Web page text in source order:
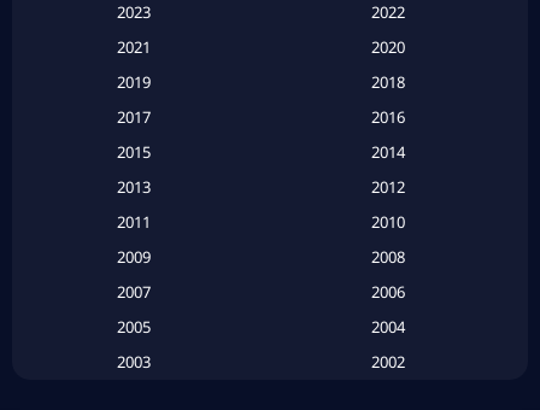
Based on a True Story สร้างจากเรื่องจริง(2)
Based on a True Story เรื่องจริง (20)
Based on a True Story เรื่องจริง (16)
2023
2022
2021
2020
2019
2018
2017
2016
2015
2014
2013
2012
2011
2010
2009
2008
2007
2006
2005
2004
2003
2002